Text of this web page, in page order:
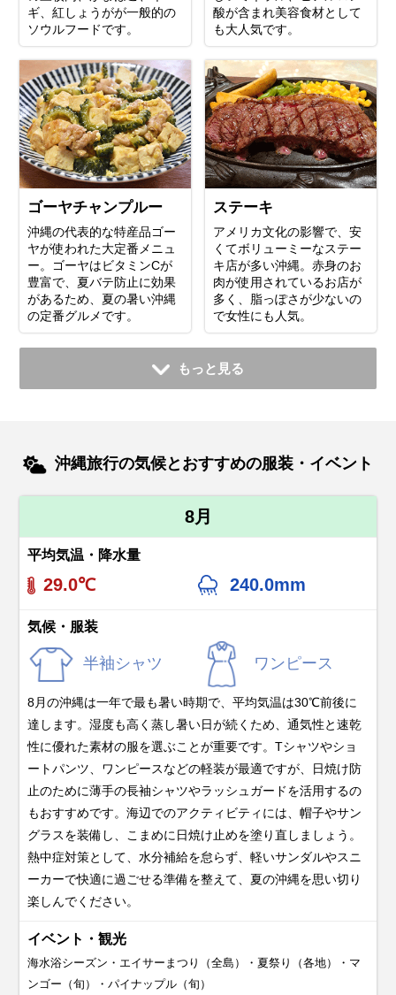
ギ、紅しょうがが一般的の
ソウルフードです。
酸が含まれ美容食材として
も大人気です。
ゴーヤチャンプルー
沖縄の代表的な特産品ゴー
ヤが使われた大定番メニュ
ー。ゴーヤはビタミンCが
豊富で、夏バテ防止に効果
があるため、夏の暑い沖縄
の定番グルメです。
ステーキ
アメリカ文化の影響で、安
くてボリューミーなステー
キ店が多い沖縄。赤身のお
肉が使用されているお店が
多く、脂っぽさが少ないの
で女性にも人気。
もっと見る
沖縄旅行の気候とおすすめの服装・イベント
8月
平均気温・降水量
29.0℃ 240.0mm
気候・服装
半袖シャツ ワンピース
8月の沖縄は一年で最も暑い時期で、平均気温は30℃前後に
達します。湿度も高く蒸し暑い日が続くため、通気性と速乾
性に優れた素材の服を選ぶことが重要です。Tシャツやショ
ートパンツ、ワンピースなどの軽装が最適ですが、日焼け防
止のために薄手の長袖シャツやラッシュガードを活用するの
もおすすめです。海辺でのアクティビティには、帽子やサン
グラスを装備し、こまめに日焼け止めを塗り直しましょう。
熱中症対策として、水分補給を怠らず、軽いサンダルやスニ
ーカーで快適に過ごせる準備を整えて、夏の沖縄を思い切り
楽しんでください。
イベント・観光
海水浴シーズン・エイサーまつり（全島）・夏祭り（各地）・マ
ンゴー（旬）・パイナップル（旬）